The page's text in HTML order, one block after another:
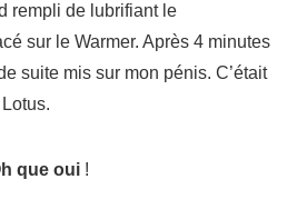
rempli de lubrifiant le
sur le Warmer. Après 4 minutes
suite mis sur mon pénis. C’était
que oui !